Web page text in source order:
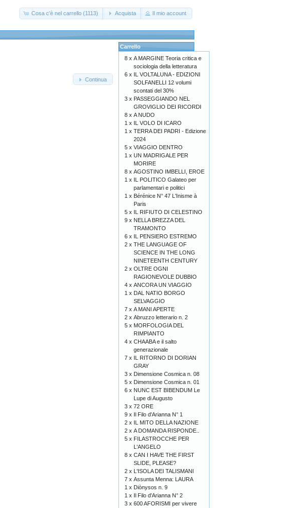
Cosa c'è nel carrello (1113) Acquista Il mio account
Continua
Carrello
8 x A MARGINE Teoria critica e
sociologia della letteratura
6 x IL VOLTALUNA - EDIZIONI
SOLFANELLI 12 volumi
scontati del 30%
3 x PASSEGGIANDO NEL
GROVIGLIO DEI RICORDI
8 x A NUDO
1 x IL VOLO DI ICARO
1 x TERRA DEI PADRI - Edizione
2024
5 x VIAGGIO DENTRO
1 x UN MADRIGALE PER
MORIRE
8 x AGOSTINO IMBELLI, EROE
1 x IL POLITICO Galateo per
parlamentari e politici
1 x Bérénice N° 47 L'Inisme à
Paris
5 x IL RIFIUTO DI CELESTINO
9 x NELLA BREZZA DEL
TRAMONTO
6 x IL PENSIERO ESTREMO
2 x THE LANGUAGE OF
SCIENCE IN THE LONG
NINETEENTH CENTURY
2 x OLTRE OGNI
RAGIONEVOLE DUBBIO
4 x ANCORA UN VIAGGIO
1 x DAL NATIO BORGO
SELVAGGIO
7 x A MANI APERTE
2 x Abruzzo letterario n. 2
5 x MORFOLOGIA DEL
RIMPIANTO
4 x CHAABA e il salto
generazionale
7 x IL RITORNO DI DORIAN
GRAY
3 x Dimensione Cosmica n. 08
5 x Dimensione Cosmica n. 01
6 x NUNC EST BIBENDUM Le
Lupe di Augusto
3 x 72 ORE
9 x Il Filo d'Arianna N° 1
2 x IL MITO DELLA NAZIONE
2 x A DOMANDA RISPONDE..
5 x FILASTROCCHE PER
L'ANGELO
8 x CAN I HAVE THE FIRST
SLIDE, PLEASE?
2 x L'ISOLA DEI TALISMANI
7 x Assunta Menna: LAURA
1 x Diònysos n. 9
1 x Il Filo d'Arianna N° 2
3 x 600 AFORISMI per vivere